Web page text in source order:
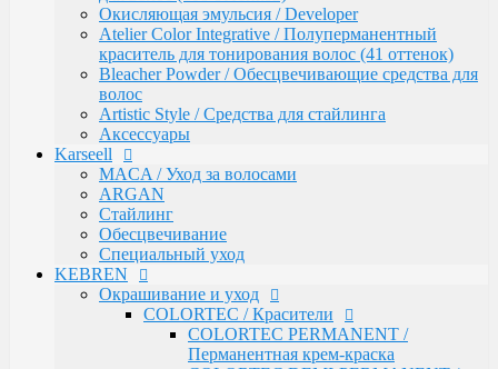
Специальный уход
KEBREN
Окрашивание и уход
COLORTEC / Красители
COLORTEC PERMANENT /
Перманентная крем-краска
COLORTEC DEMI-PERMANENT /
COLORTEC SUPER-LIGHTENING /
Перманентная суперосветляющая
COLORTEC / Крем-окислитель
BLOND FOUNDATION / Обесцвечивающий
порошок
EXPERT LINE / Уход
RE:SHAPE / Стайлинг
INCREDIBLE VOLUME / Для объема волос
TOTAL REPAIR / Для восстановления волос
Окисляющая эмульсия / Developer
Atelier Color Integrative / Полуперманентный
краситель для тонирования волос (41 оттенок)
Bleacher Powder / Обесцвечивающие средства для
волос
Artistic Style / Средства для стайлинга
Аксессуары
Karseell
MACA / Уход за волосами
ARGAN
Стайлинг
Обесцвечивание
Специальный уход
KEBREN
Окрашивание и уход
COLORTEC / Красители
COLORTEC PERMANENT /
Перманентная крем-краска